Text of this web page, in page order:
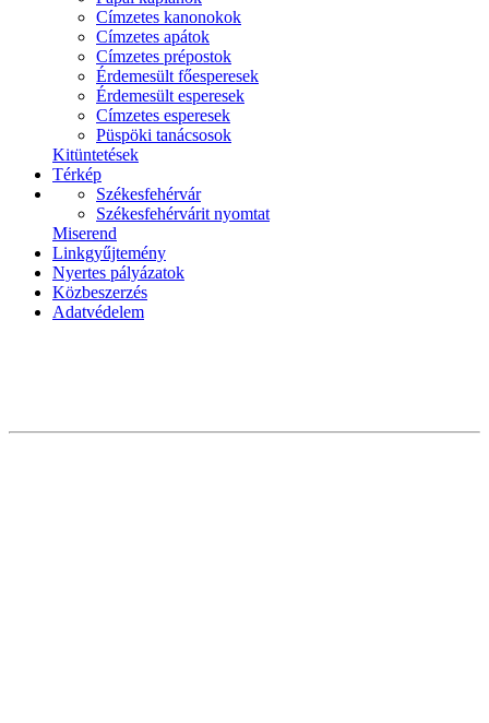
Címzetes kanonokok
Címzetes apátok
Címzetes prépostok
Érdemesült főesperesek
Érdemesült esperesek
Címzetes esperesek
Püspöki tanácsosok
Kitüntetések
Térkép
Székesfehérvár
Székesfehérvárit nyomtat
Miserend
Linkgyűjtemény
Nyertes pályázatok
Közbeszerzés
Adatvédelem